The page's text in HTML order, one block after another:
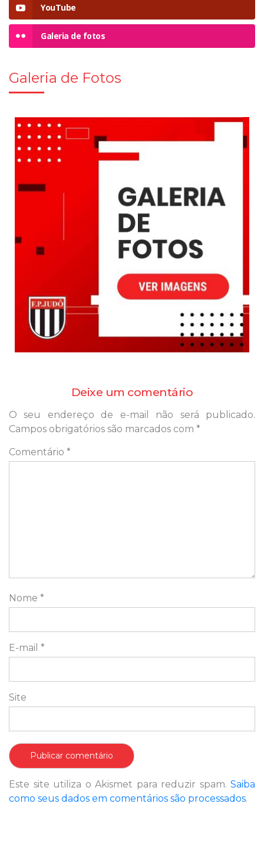
YouTube
Galeria de fotos
Galeria de Fotos
Deixe um comentário
O seu endereço de e-mail não será publicado.
Campos obrigatórios são marcados com *
Comentário *
Nome *
E-mail *
Site
Este site utiliza o Akismet para reduzir spam. Saiba
como seus dados em comentários são processados.